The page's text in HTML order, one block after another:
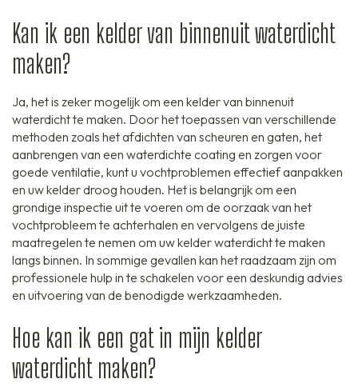
Kan ik een kelder van binnenuit waterdicht
maken?
Ja, het is zeker mogelijk om een kelder van binnenuit
waterdicht te maken. Door het toepassen van verschillende
methoden zoals het afdichten van scheuren en gaten, het
aanbrengen van een waterdichte coating en zorgen voor
goede ventilatie, kunt u vochtproblemen effectief aanpakken
en uw kelder droog houden. Het is belangrijk om een
grondige inspectie uit te voeren om de oorzaak van het
vochtprobleem te achterhalen en vervolgens de juiste
maatregelen te nemen om uw kelder waterdicht te maken
langs binnen. In sommige gevallen kan het raadzaam zijn om
professionele hulp in te schakelen voor een deskundig advies
en uitvoering van de benodigde werkzaamheden.
Hoe kan ik een gat in mijn kelder
waterdicht maken?